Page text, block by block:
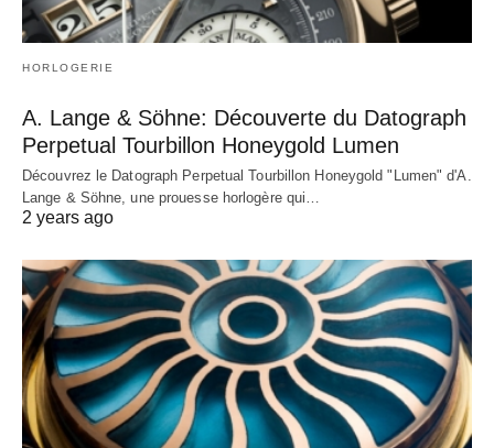
HORLOGERIE
A. Lange & Söhne: Découverte du Datograph
Perpetual Tourbillon Honeygold Lumen
Découvrez le Datograph Perpetual Tourbillon Honeygold "Lumen" d'A.
Lange & Söhne, une prouesse horlogère qui…
2 years ago